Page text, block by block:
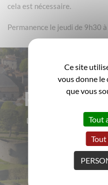
cela est nécessaire.
Permanence le jeudi de 9h30
Pour
La ville de Clisson vous
Ce site
vous donne le
que vous
Tout